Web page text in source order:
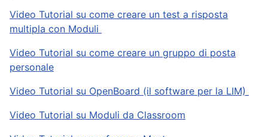
Video Tutorial su come creare un test a risposta
multipla con Moduli
Video Tutorial su come creare un gruppo di posta
personale
Video Tutorial su OpenBoard (il software per la LIM)
Video Tutorial su Moduli da Classroom